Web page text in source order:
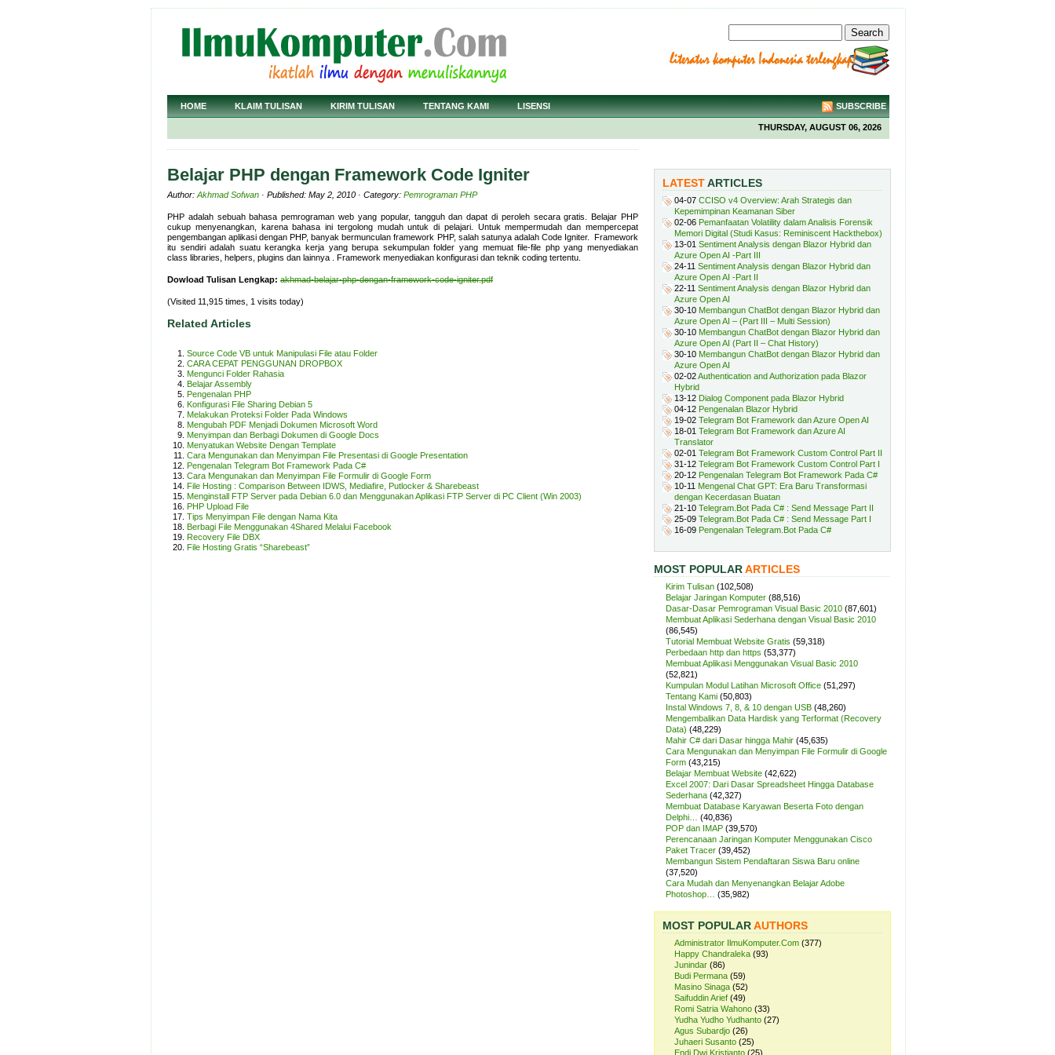
HOME KLAIM TULISAN KIRIM TULISAN TENTANG KAMI LISENSI SUBSCRIBE
THURSDAY, AUGUST 06, 2026
Belajar PHP dengan Framework Code Igniter
Author: Akhmad Sofwan · Published: May 2, 2010 · Category: Pemrograman PHP
PHP adalah sebuah bahasa pemrograman web yang popular, tangguh dan dapat di peroleh secara gratis. Belajar PHP
cukup menyenangkan, karena bahasa ini tergolong mudah untuk di pelajari. Untuk mempermudah dan mempercepat
pengembangan aplikasi dengan PHP, banyak bermunculan framework PHP, salah satunya adalah Code Igniter. Framework
itu sendiri adalah suatu kerangka kerja yang berupa sekumpulan folder yang memuat file-file php yang menyediakan
class libraries, helpers, plugins dan lainnya . Framework menyediakan konfigurasi dan teknik coding tertentu.
Dowload Tulisan Lengkap: akhmad-belajar-php-dengan-framework-code-igniter.pdf
(Visited 11,915 times, 1 visits today)
Related Articles
Source Code VB untuk Manipulasi File atau Folder
CARA CEPAT PENGGUNAN DROPBOX
Mengunci Folder Rahasia
Belajar Assembly
Pengenalan PHP
Konfigurasi File Sharing Debian 5
Melakukan Proteksi Folder Pada Windows
Mengubah PDF Menjadi Dokumen Microsoft Word
Menyimpan dan Berbagi Dokumen di Google Docs
Menyatukan Website Dengan Template
Cara Mengunakan dan Menyimpan File Presentasi di Google Presentation
Pengenalan Telegram Bot Framework Pada C#
Cara Mengunakan dan Menyimpan File Formulir di Google Form
File Hosting : Comparison Between IDWS, Mediafire, Putlocker & Sharebeast
Menginstall FTP Server pada Debian 6.0 dan Menggunakan Aplikasi FTP Server di PC Client (Win 2003)
PHP Upload File
Tips Menyimpan File dengan Nama Kita
Berbagi File Menggunakan 4Shared Melalui Facebook
Recovery File DBX
File Hosting Gratis “Sharebeast”
LATESTARTICLES
04-07 CCISO v4 Overview: Arah Strategis dan
Kepemimpinan Keamanan Siber
02-06 Pemanfaatan Volatility dalam Analisis Forensik
Memori Digital (Studi Kasus: Reminiscent Hackthebox)
13-01 Sentiment Analysis dengan Blazor Hybrid dan
Azure Open AI -Part III
24-11 Sentiment Analysis dengan Blazor Hybrid dan
Azure Open AI -Part II
22-11 Sentiment Analysis dengan Blazor Hybrid dan
Azure Open AI
30-10 Membangun ChatBot dengan Blazor Hybrid dan
Azure Open AI – (Part III – Multi Session)
30-10 Membangun ChatBot dengan Blazor Hybrid dan
Azure Open AI (Part II – Chat History)
30-10 Membangun ChatBot dengan Blazor Hybrid dan
Azure Open AI
02-02Authentication and Authorization pada Blazor
Hybrid
13-12 Dialog Component pada Blazor Hybrid
04-12 Pengenalan Blazor Hybrid
19-02 Telegram Bot Framework dan Azure Open AI
18-01 Telegram Bot Framework dan Azure AI
Translator
02-01 Telegram Bot Framework Custom Control Part II
31-12 Telegram Bot Framework Custom Control Part I
20-12 Pengenalan Telegram Bot Framework Pada C#
10-11 Mengenal Chat GPT: Era Baru Transformasi
dengan Kecerdasan Buatan
21-10 Telegram.Bot Pada C# : Send Message Part II
25-09 Telegram.Bot Pada C# : Send Message Part I
16-09 Pengenalan Telegram.Bot Pada C#
MOST POPULARARTICLES
Kirim Tulisan (102,508)
Belajar Jaringan Komputer (88,516)
Dasar-Dasar Pemrograman Visual Basic 2010 (87,601)
Membuat Aplikasi Sederhana dengan Visual Basic 2010
(86,545)
Tutorial Membuat Website Gratis (59,318)
Perbedaan http dan https (53,377)
Membuat Aplikasi Menggunakan Visual Basic 2010
(52,821)
Kumpulan Modul Latihan Microsoft Office (51,297)
Tentang Kami (50,803)
Instal Windows 7, 8, & 10 dengan USB (48,260)
Mengembalikan Data Hardisk yang Terformat (Recovery
Data) (48,229)
Mahir C# dari Dasar hingga Mahir (45,635)
Cara Mengunakan dan Menyimpan File Formulir di Google
Form (43,215)
Belajar Membuat Website (42,622)
Excel 2007: Dari Dasar Spreadsheet Hingga Database
Sederhana (42,327)
Membuat Database Karyawan Beserta Foto dengan
Delphi…
(40,836)
POP dan IMAP (39,570)
Perencanaan Jaringan Komputer Menggunakan Cisco
Paket Tracer (39,452)
Membangun Sistem Pendaftaran Siswa Baru online
(37,520)
Cara Mudah dan Menyenangkan Belajar Adobe
Photoshop…
(35,982)
MOST POPULARAUTHORS
Administrator IlmuKomputer.Com (377)
Happy Chandraleka (93)
Junindar (86)
Budi Permana (59)
Masino Sinaga (52)
Saifuddin Arief (49)
Romi Satria Wahono (33)
Yudha Yudho Yudhanto (27)
Agus Subardjo (26)
Juhaeri Susanto (25)
Endi Dwi Kristianto (25)